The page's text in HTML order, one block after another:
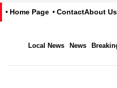
About
Contact
Home Page
News
Local News